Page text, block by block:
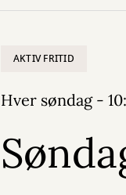
AKTIV FRITID
Hver søndag -